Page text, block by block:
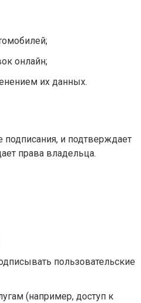
онлайн;
их данных.
подписания, и подтверждает
права владельца.
пользовательские
(например, доступ к